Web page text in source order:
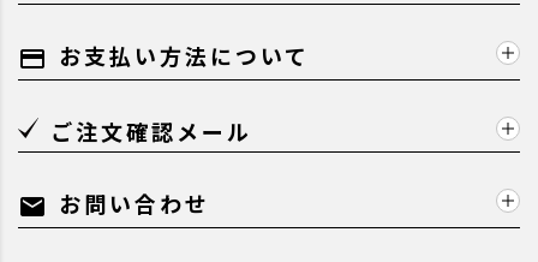
payment お支払い方法について
ご注文確認メール
mail お問い合わせ